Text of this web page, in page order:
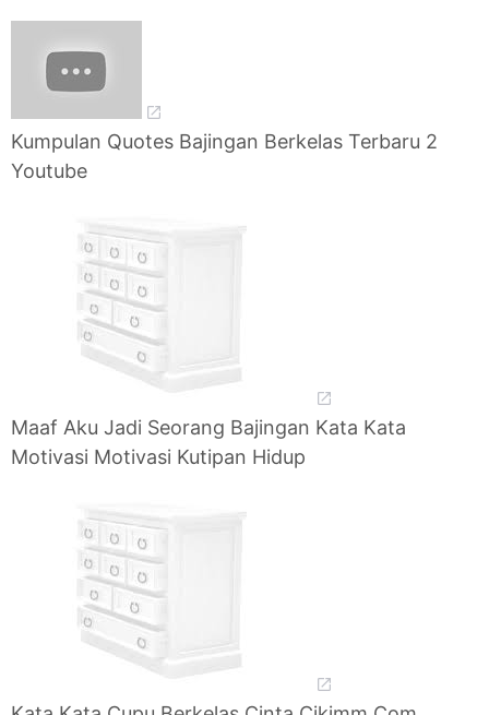
Kumpulan Quotes Bajingan Berkelas Terbaru 2
Youtube
Maaf Aku Jadi Seorang Bajingan Kata Kata
Motivasi Motivasi Kutipan Hidup